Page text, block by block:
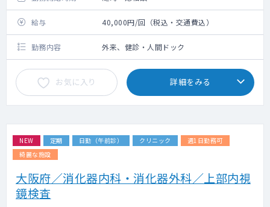
給与 40,000円/回（税込・交通費込）
勤務内容 外来、健診・人間ドック
お気に入り 詳細をみる
NEW 定期 日勤（午前診） クリニック
週1日勤務可
綺麗な施設
大阪府／消化器内科・消化器外科／上部内視
鏡検査